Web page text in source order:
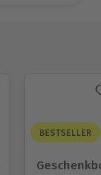
BESTSELLER